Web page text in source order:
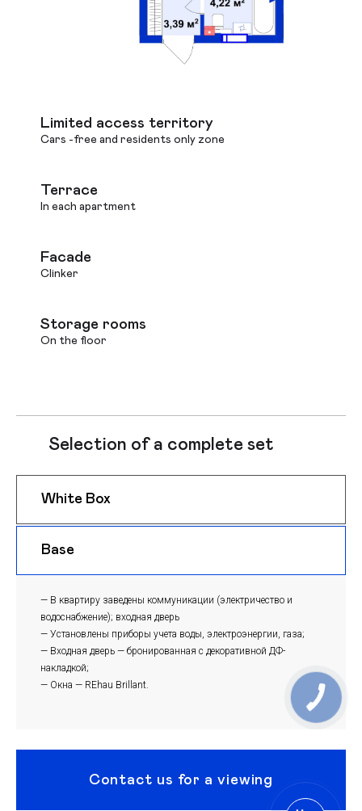
Limited access territory
Cars -free and residents only zone
Terrace
In each apartment
Facade
Clinker
Storage rooms
On the floor
Selection of a complete set
White Box
Base
— В квартиру заведены коммуникации (электричество и
водоснабжение); входная дверь
— Установлены приборы учета воды, электроэнергии, газа;
— Входная дверь — бронированная с декоративной ДФ-
накладкой;
— Окна — REhau Brillant.
Contact us for a viewing